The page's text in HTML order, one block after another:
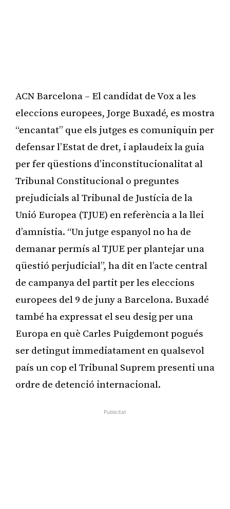
ACN Barcelona – El candidat de Vox a les
eleccions europees, Jorge Buxadé, es mostra
“encantat” que els jutges es comuniquin per
defensar l’Estat de dret, i aplaudeix la guia
per fer qüestions d’inconstitucionalitat al
Tribunal Constitucional o preguntes
prejudicials al Tribunal de Justícia de la
Unió Europea (TJUE) en referència a la llei
d’amnistia. “Un jutge espanyol no ha de
demanar permís al TJUE per plantejar una
qüestió perjudicial”, ha dit en l’acte central
de campanya del partit per les eleccions
europees del 9 de juny a Barcelona. Buxadé
també ha expressat el seu desig per una
Europa en què Carles Puigdemont pogués
ser detingut immediatament en qualsevol
país un cop el Tribunal Suprem presenti una
ordre de detenció internacional.
Publicitat